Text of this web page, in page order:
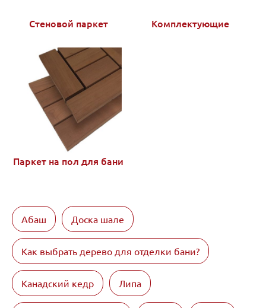
Стеновой паркет Комплектующие
Паркет на пол для бани
Абаш Доска шале
Как выбрать дерево для отделки бани?
Канадский кедр Липа